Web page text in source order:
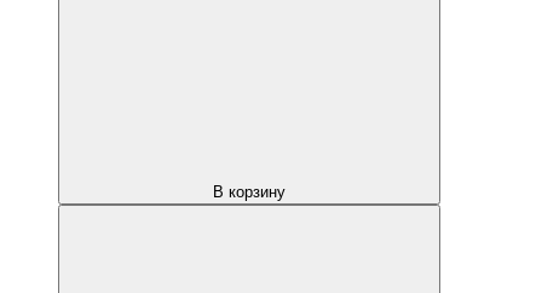
В корзину